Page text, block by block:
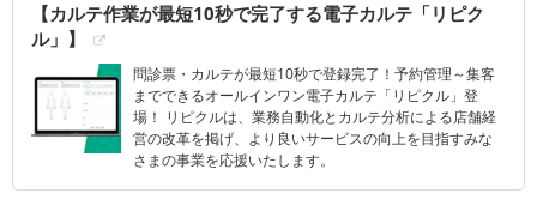
【カルテ作業が最短10秒で完了する電子カルテ「リピク
ル」】
問診票・カルテが最短10秒で登録完了！予約管理～集客
までできるオールインワン電子カルテ「リピクル」登
場！ リピクルは、業務自動化とカルテ分析による店舗経
営の改革を掲げ、より良いサービスの向上を目指すみな
さまの事業を応援いたします。